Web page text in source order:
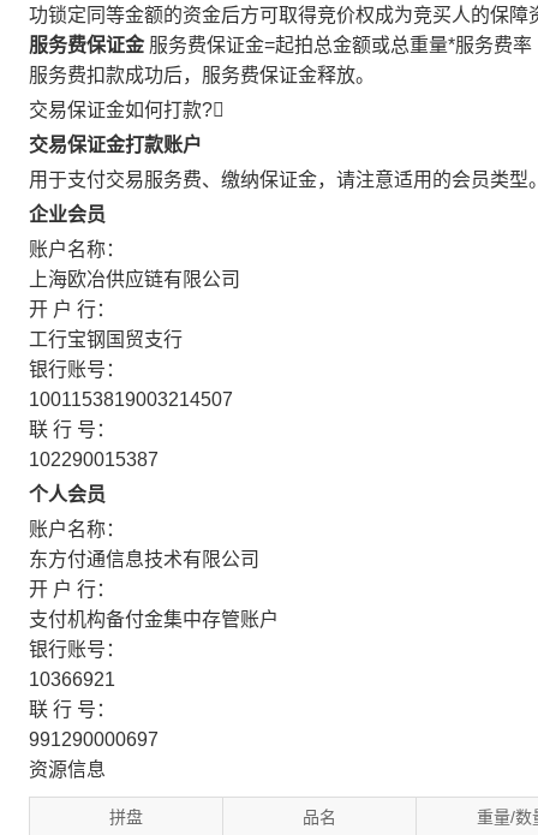
功锁定同等金额的资金后方可取得竞价权成为竞买人的保障
服务费保证金 服务费保证金=起拍总金额或总重量*服务费率
服务费扣款成功后，服务费保证金释放。
交易保证金如何打款?
交易保证金打款账户
用于支付交易服务费、缴纳保证金，请注意适用的会员类型
企业会员
账户名称：
上海欧冶供应链有限公司
开 户 行：
工行宝钢国贸支行
银行账号：
1001153819003214507
联 行 号：
102290015387
个人会员
账户名称：
东方付通信息技术有限公司
开 户 行：
支付机构备付金集中存管账户
银行账号：
10366921
联 行 号：
991290000697
资源信息
拼盘 品名 重量/数